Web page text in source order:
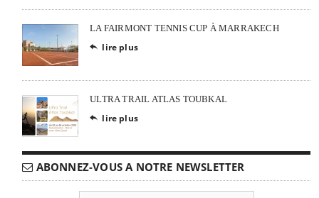
LA FAIRMONT TENNIS CUP À MARRAKECH
 lire plus
ULTRA TRAIL ATLAS TOUBKAL
 lire plus
ABONNEZ-VOUS A NOTRE NEWSLETTER